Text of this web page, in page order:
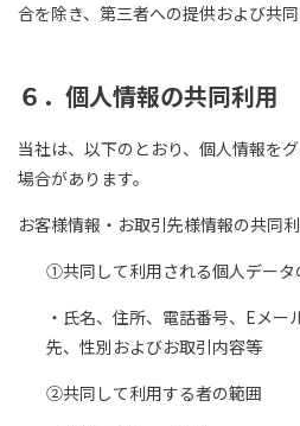
合を除き、第三者への提供および共
６．個人情報の共同利用
当社は、以下のとおり、個人情報を
場合があります。
お客様情報・お取引先様情報の共同
①共同して利用される個人データ
・氏名、住所、電話番号、Eメ
先、性別およびお取引内容等
②共同して利用する者の範囲